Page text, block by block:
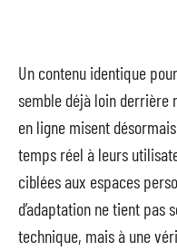
Un contenu identique
semble déjà loin derrière
en ligne misent
temps réel à leurs
ciblées aux espaces
d’adaptation ne tient pas
technique, mais à une